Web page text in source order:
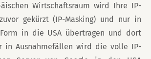
Wirtschaftsraum wird Ihre IP-
gekürzt (IP-Masking) und nur in
in die USA übertragen und dort
in Ausnahmefällen wird die volle IP-